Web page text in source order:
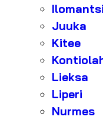
Ilomantsi
Juuka
Kitee
Lieksa
Liperi
Nurmes